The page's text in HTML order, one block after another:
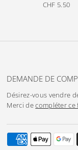
Prix
CHF 5.50
DEMANDE DE
Désirez-vous vendre
Merci decompléter